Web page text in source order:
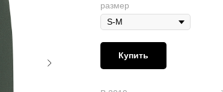
размер
Купить